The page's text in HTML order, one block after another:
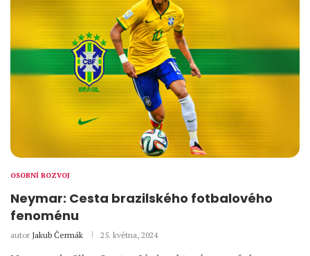
OSOBNÍ ROZVOJ
Neymar: Cesta brazilského fotbalového
fenoménu
autor Jakub Čermák 25. května, 2024